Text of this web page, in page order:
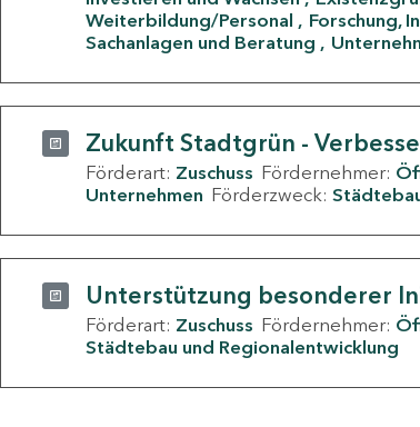
Weiterbildung/Personal
Forschung,
Sachanlagen und Beratung
Zukunft Stadtgrün -
Förderart: Zuschuss Fördernehmer:
Unternehmen Förderzweck:
Unterstützung besonderer
Förderart: Zuschuss Fördernehmer:
Städtebau und Regionalentwicklung